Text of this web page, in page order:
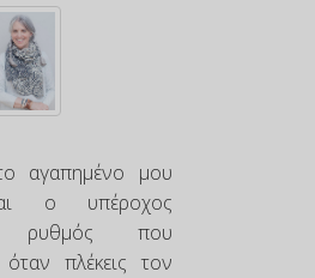
αγαπημένο μου
ο υπέροχος
ρυθμός που
όταν πλέκεις τον